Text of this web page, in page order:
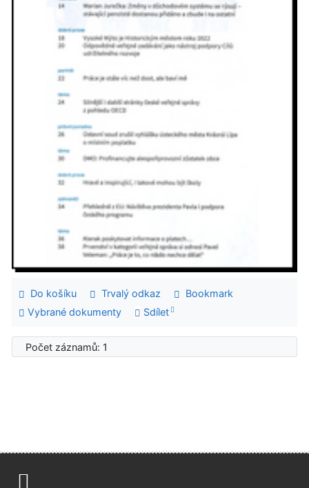
Do košíku Trvalý odkaz
Bookmark
Vybrané dokumenty
Sdílet
Počet záznamů: 1